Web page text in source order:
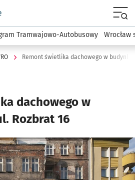
podserwis:
Tramwajowo-Autobusowy Wrocław
Remont świetlika dachowego w budynku
dachowego w
Rozbrat 16